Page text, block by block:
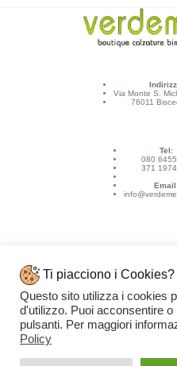
Via Monte S.
76011
Tel:
080
371
Link
Spedizioni e
Condizioni
Ti piacciono i Cookies?
Questo sito utilizza i cookies
d'utilizzo. Puoi acconsentire
pulsanti. Per maggiori
Policy